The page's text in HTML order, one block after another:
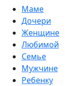
Маме
Дочери
Женщине
Любимой
Семье
Мужчине
Ребенку